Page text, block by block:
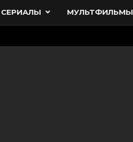
СЕРИАЛЫ МУЛЬТФИЛЬМЫ